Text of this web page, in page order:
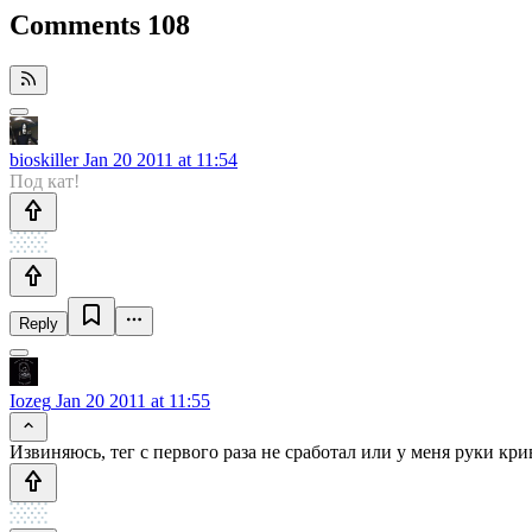
Comments 108
bioskillerJan 20 2011 at 11:54
Под кат!
Reply
Iozeg Jan 20 2011 at 11:55
Извиняюсь, тег с первого раза не сработал или у меня руки